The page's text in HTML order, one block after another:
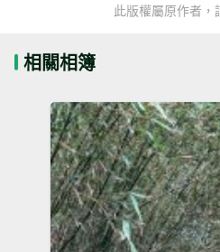
此版權屬原作者，
相關相簿